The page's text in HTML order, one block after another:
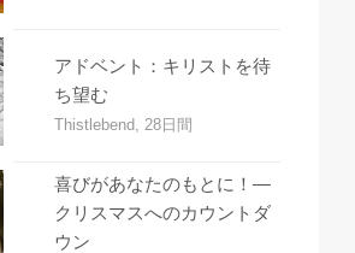
アドベント：キリストを待
ち望む
Thistlebend, 28日間
喜びがあなたのもとに！―
クリスマスへのカウントダ
ウン